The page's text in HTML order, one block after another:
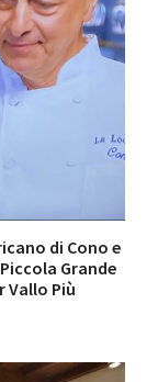
di Cono e
Grande
Vallo Più